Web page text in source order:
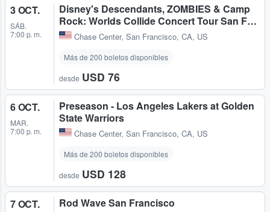
3 OCT.
SÁB.
7:00 p. m.
Disney's Descendants, ZOMBIES & Camp
Rock: Worlds Collide Concert Tour San F…
Chase Center, San Francisco, CA, US
Más de 200 boletos disponibles
desde USD 76
6 OCT.
MAR.
7:00 p. m.
Preseason - Los Angeles Lakers at Golden
State Warriors
Chase Center, San Francisco, CA, US
Más de 200 boletos disponibles
desde USD 128
7 OCT. Rod Wave San Francisco